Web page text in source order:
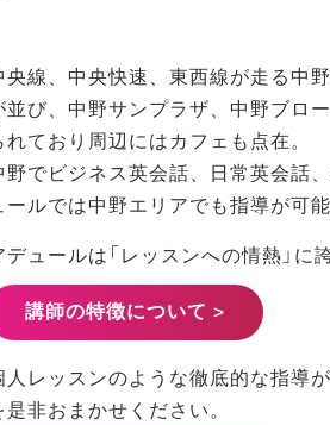
央線、中央快速、東西線が走る中
並び、中野サンプラザ、中野ブロ
れており周辺にはカフェも点在。
野でビジネス英会話、日常英会話
ールでは中野エリアでも指導が可能
デュールは「レッスンへの情熱」に
講師の特徴について >
人レッスンのような徹底的な指導
是非おまかせください。